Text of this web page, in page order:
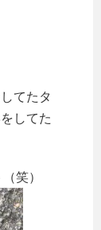
てたタ
してた
笑）